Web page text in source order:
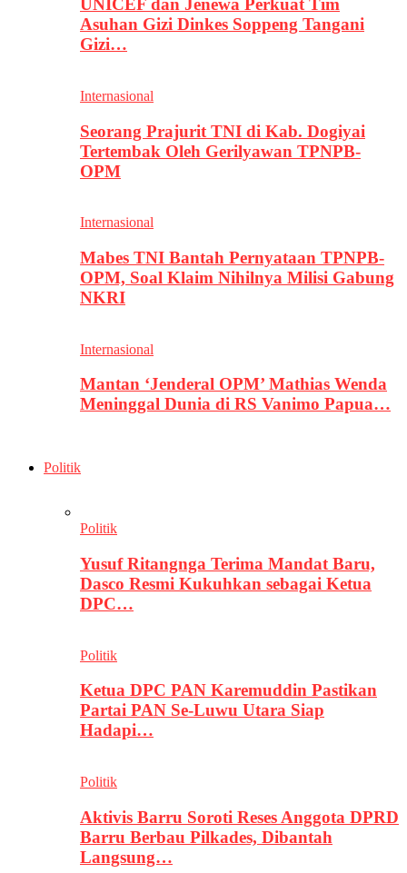
UNICEF dan Jenewa Perkuat Tim
Asuhan Gizi Dinkes Soppeng Tangani
Gizi…
Internasional
Seorang Prajurit TNI di Kab. Dogiyai
Tertembak Oleh Gerilyawan TPNPB-
OPM
Internasional
Mabes TNI Bantah Pernyataan TPNPB-
OPM, Soal Klaim Nihilnya Milisi Gabung
NKRI
Internasional
Mantan ‘Jenderal OPM’ Mathias Wenda
Meninggal Dunia di RS Vanimo Papua…
Politik
Politik
Yusuf Ritangnga Terima Mandat Baru,
Dasco Resmi Kukuhkan sebagai Ketua
DPC…
Politik
Ketua DPC PAN Karemuddin Pastikan
Partai PAN Se-Luwu Utara Siap
Hadapi…
Politik
Aktivis Barru Soroti Reses Anggota DPRD
Barru Berbau Pilkades, Dibantah
Langsung…